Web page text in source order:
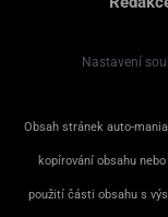
Nastavení
Obsah stránek auto-
kopírování obsahu
použití části obsahu s